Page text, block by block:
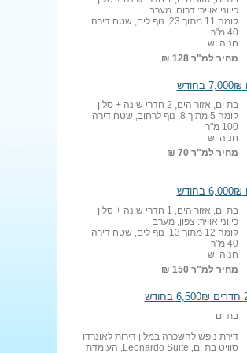
כיווני אוויר: דרום, מערב
קומה 11 מתוך 23, נוף לים, שטח דירה
40 מ"ר
חניה יש
מחיר למ"ר128 ₪
בת ים, אזור הים, 2 חדרי שינה + סלון
קומה 5 מתוך 8, נוף לרחוב, שטח דירה
100 מ"ר
חניה יש
מחיר למ"ר 70 ₪
בת ים, אזור הים, 1 חדרי שינה + סלון
כיווני אוויר: צפון, מערב
קומה 12 מתוך 13, נוף לים, שטח דירה
40 מ"ר
חניה יש
מחיר למ"ר 150 ₪
בת ים
דירת נופש להשכרה במלון דירות לאונרדו
סוויט בת ים, Leonardo Suite, העומדת